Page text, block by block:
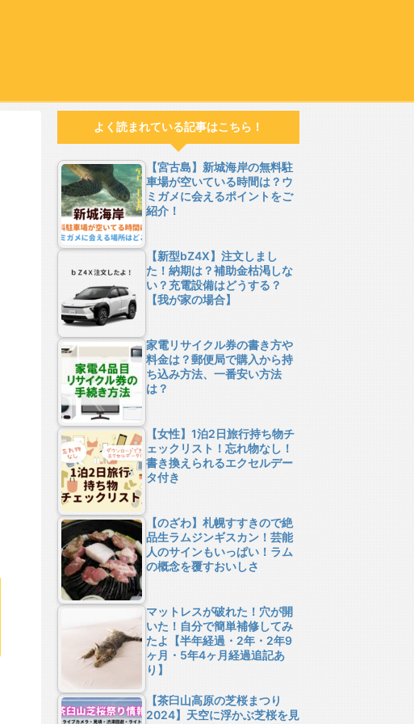
よく読まれている記事はこちら！
【宮古島】新城海岸の無料駐
車場が空いている時間は？ウ
ミガメに会えるポイントをご
紹介！
【新型bZ4X】注文しまし
た！納期は？補助金枯渇しな
い？充電設備はどうする？
【我が家の場合】
家電リサイクル券の書き方や
料金は？郵便局で購入から持
ち込み方法、一番安い方法
は？
【女性】1泊2日旅行持ち物チ
ェックリスト！忘れ物なし！
書き換えられるエクセルデー
タ付き
【のざわ】札幌すすきので絶
品生ラムジンギスカン！芸能
人のサインもいっぱい！ラム
の概念を覆すおいしさ
マットレスが破れた！穴が開
いた！自分で簡単補修してみ
たよ【半年経過・2年・2年9
ヶ月・5年4ヶ月経過追記あ
り】
【茶臼山高原の芝桜まつり
2024】天空に浮かぶ芝桜を見